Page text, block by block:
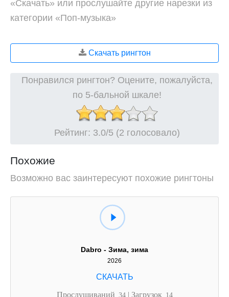
«Скачать» или прослушайте другие нарезки из
категории «Поп-музыка»
Скачать рингтон
Понравился рингтон? Оцените, пожалуйста,
по 5-бальной шкале!
Рейтинг: 3.0/5 (2 голосовало)
Похожие
Возможно вас заинтересуют похожие рингтоны
Dabro - Зима, зима
2026
Прослушиваний 34 | Загрузок 14